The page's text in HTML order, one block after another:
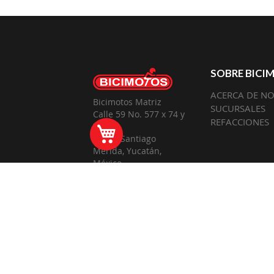
Mi Carrito
Bicimotos Matriz
Calle 59 No. 577 x 74 y
72
Barrio Santiago
Mérida, Yucatán,
México
SOBRE
ACERCA DE
SUCURSALES
REFACCIONES